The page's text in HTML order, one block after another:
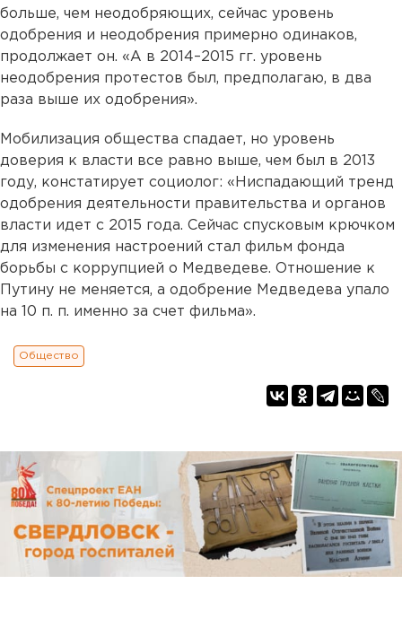
больше, чем неодобряющих, сейчас уровень
одобрения и неодобрения примерно одинаков,
продолжает он. «А в 2014–2015 гг. уровень
неодобрения протестов был, предполагаю, в два
раза выше их одобрения».
Мобилизация общества спадает, но уровень
доверия к власти все равно выше, чем был в 2013
году, констатирует социолог: «Ниспадающий тренд
одобрения деятельности правительства и органов
власти идет с 2015 года. Сейчас спусковым крючком
для изменения настроений стал фильм фонда
борьбы с коррупцией о Медведеве. Отношение к
Путину не меняется, а одобрение Медведева упало
на 10 п. п. именно за счет фильма».
Общество